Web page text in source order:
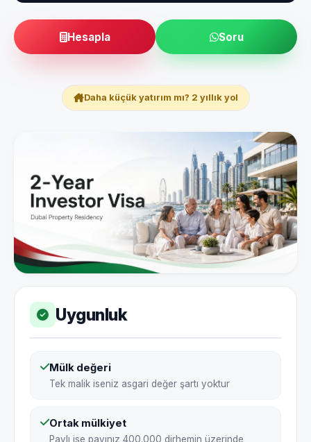
Hesapla Soru
Daha küçük yatırım mı? 2 yıllık yol
Uygunluk
Mülk değeri
Tek malik iseniz asgari değer şartı yoktur
Ortak mülkiyet
Paylı ise payınız 400.000 dirhemin üzerinde